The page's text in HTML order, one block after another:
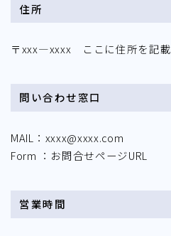
住所
〒xxx―xxxx ここに住所を記載
問い合わせ窓口
MAIL：xxxx@xxxx.com
Form ：お問合せページURL
営業時間